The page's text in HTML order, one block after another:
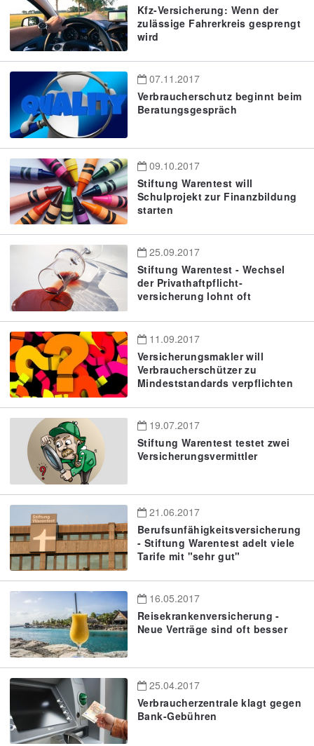
Kfz-Versicherung: Wenn der
zulässige Fahrerkreis gesprengt
wird
07.11.2017
Verbraucherschutz beginnt beim
Beratungsgespräch
09.10.2017
Stiftung Warentest will
Schulprojekt zur Finanzbildung
starten
25.09.2017
Stiftung Warentest - Wechsel
der Privathaft­pflicht­
versicherung lohnt oft
11.09.2017
Versicherungsmakler will
Verbraucherschützer zu
Mindeststandards verpflichten
19.07.2017
Stiftung Warentest testet zwei
Versicherungsvermittler
21.06.2017
Berufsunfähigkeitsversicherung
- Stiftung Warentest adelt viele
Tarife mit "sehr gut"
16.05.2017
Reisekrankenversicherung -
Neue Verträge sind oft besser
25.04.2017
Verbraucherzentrale klagt gegen
Bank-Gebühren